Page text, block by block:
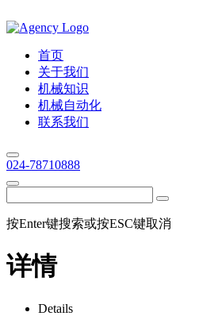
首页
关于我们
机械知识
机械自动化
联系我们
024-78710888
按Enter键搜索或按ESC键取消
详情
Details